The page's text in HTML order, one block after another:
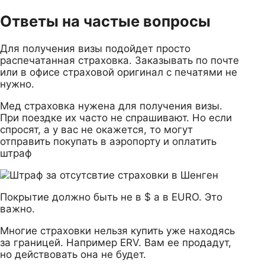
Ответы на частые вопросы
Для получения визы подойдет просто
распечатанная страховка. Заказывать по почте
или в офисе страховой оригинал с печатями не
нужно.
Мед страховка нужена для получения визы.
При поездке их часто не спрашивают. Но если
спросят, а у вас не окажется, то могут
отправить покупать в аэропорту и оплатить
штраф
Покрытие должно быть не в $ а в EURO. Это
важно.
Многие страховки нельзя купить уже находясь
за границей. Например ERV. Вам ее продадут,
но действовать она не будет.